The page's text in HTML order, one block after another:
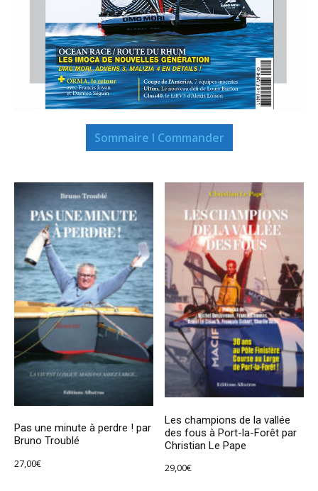
Sommaire I Commander
Pas une minute à perdre ! par
Bruno Troublé
27,00€
Les champions de la vallée
des fous à Port-la-Forêt par
Christian Le Pape
29,00€